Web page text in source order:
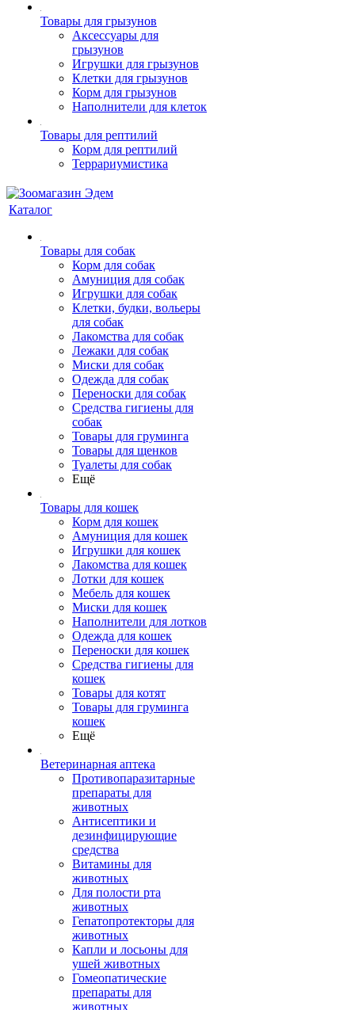
Товары для грызунов
Аксессуары для
грызунов
Игрушки для грызунов
Клетки для грызунов
Корм для грызунов
Наполнители для клеток
Товары для рептилий
Корм для рептилий
Террариумистика
Каталог
Товары для собак
Корм для собак
Амуниция для собак
Игрушки для собак
Клетки, будки, вольеры
для собак
Лакомства для собак
Лежаки для собак
Миски для собак
Одежда для собак
Переноски для собак
Средства гигиены для
собак
Товары для груминга
Товары для щенков
Туалеты для собак
Ещё
Товары для кошек
Корм для кошек
Амуниция для кошек
Игрушки для кошек
Лакомства для кошек
Лотки для кошек
Мебель для кошек
Миски для кошек
Наполнители для лотков
Одежда для кошек
Переноски для кошек
Средства гигиены для
кошек
Товары для котят
Товары для груминга
кошек
Ещё
Ветеринарная аптека
Противопаразитарные
препараты для
животных
Антисептики и
дезинфицирующие
средства
Витамины для
животных
Для полости рта
животных
Гепатопротекторы для
животных
Капли и лосьоны для
ушей животных
Гомеопатические
препараты для
животных